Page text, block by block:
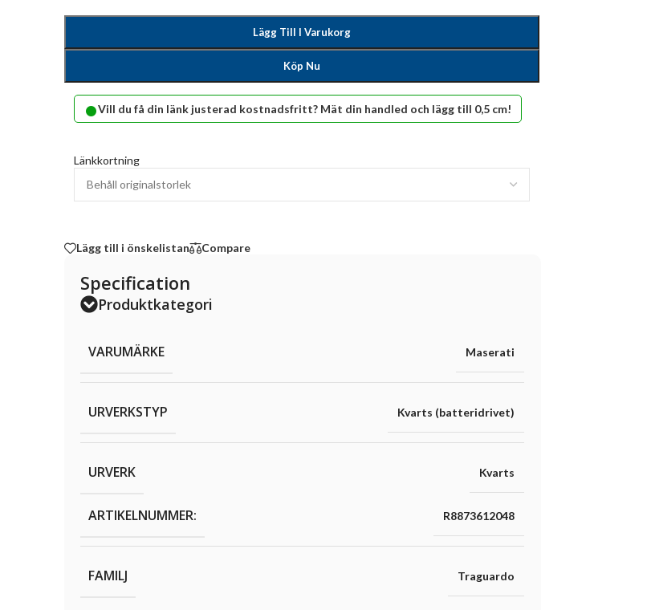
Lägg Till I Varukorg
Köp Nu
•Vill du få din länk justerad kostnadsfritt? Mät din handled och lägg till 0,5 cm!
Länkkortning
Lägg till i önskelistan Compare
Specification
Produktkategori
VARUMÄRKE Maserati
URVERKSTYP Kvarts (batteridrivet)
URVERK Kvarts
ARTIKELNUMMER: R8873612048
FAMILJ Traguardo